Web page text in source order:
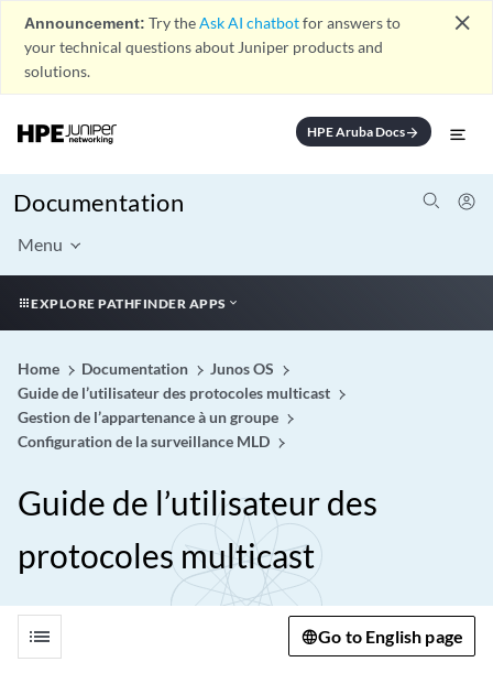
Announcement: Try theAsk AI chatbotfor answers to
your technical questions about Juniper products and
solutions.
close
HPE Aruba Docsarrow_forward
Documentation
Menu
EXPLORE PATHFINDER APPS
Home Documentation
Junos OS
Guide de l’utilisateur des protocoles multicast
Gestion de l’appartenance à un groupe
Configuration de la surveillance MLD
Guide de l’utilisateur des
protocoles multicast
list Go to English page